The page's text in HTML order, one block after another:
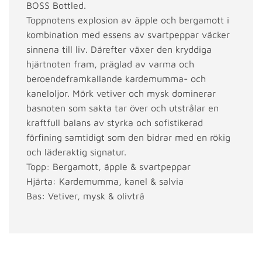
BOSS Bottled.
Toppnotens explosion av äpple och bergamott i
kombination med essens av svartpeppar väcker
sinnena till liv. Därefter växer den kryddiga
hjärtnoten fram, präglad av varma och
beroendeframkallande kardemumma- och
kaneloljor. Mörk vetiver och mysk dominerar
basnoten som sakta tar över och utstrålar en
kraftfull balans av styrka och sofistikerad
förfining samtidigt som den bidrar med en rökig
och läderaktig signatur.
Topp: Bergamott, äpple & svartpeppar
Hjärta: Kardemumma, kanel & salvia
Bas: Vetiver, mysk & olivträ